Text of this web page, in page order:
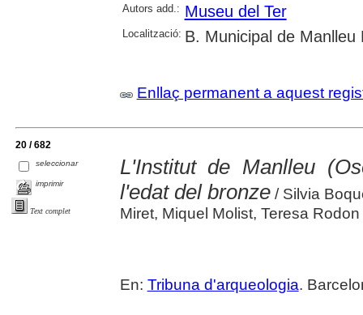
Autors add.: Museu del Ter
Localització: B. Municipal de Manlleu
Enllaç permanent a aquest
20 / 682
seleccionar
imprimir
Text complet
L'Institut de Manlleu
l'edat del bronze/ Silvia
Miret, Miquel Molist, Teresa Rodon
En: Tribuna d'arqueologia.